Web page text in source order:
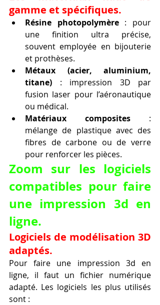
gamme et spécifiques.
Résine photopolymère : pour
une finition ultra précise,
souvent employée en bijouterie
et prothèses.
Métaux (acier, aluminium,
titane) : impression 3D par
fusion laser pour l’aéronautique
ou médical.
Matériaux composites :
mélange de plastique avec des
fibres de carbone ou de verre
pour renforcer les pièces.
Zoom sur les logiciels
compatibles pour faire
une impression 3d en
ligne.
Logiciels de modélisation 3D
adaptés.
Pour faire une impression 3d en
ligne, il faut un fichier numérique
adapté. Les logiciels les plus utilisés
sont :